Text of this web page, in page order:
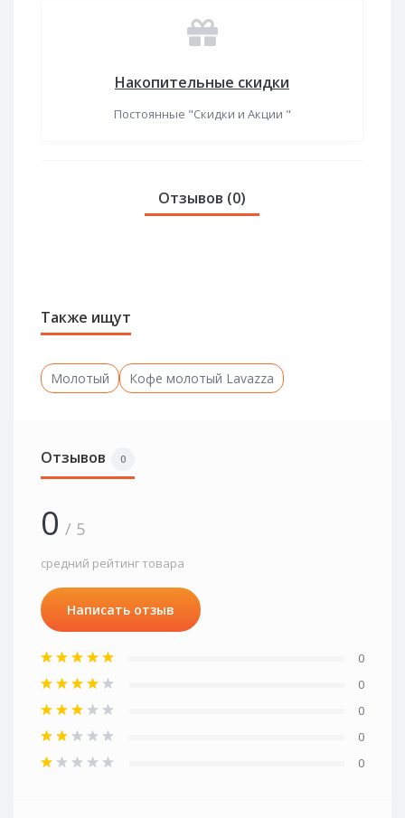
Накопительные скидки
Постоянные "Скидки и Акции "
Отзывов (0)
Также ищут
Молотый Кофе молотый Lavazza
Отзывов 0
0 / 5
средний рейтинг товара
Написать отзыв
0
0
0
0
0